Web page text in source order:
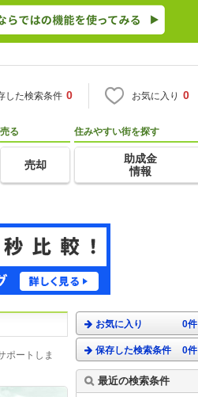
した検索条件 0 お気に入り 0
売る
売却
住みやすい街を探す
助成金
情報
ポートしま
お気に入り 0件
保存した検索条件 0件
最近の検索条件